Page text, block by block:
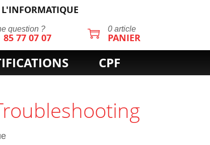
question ?
85 77 07 07
0 article
PANIER
CPF